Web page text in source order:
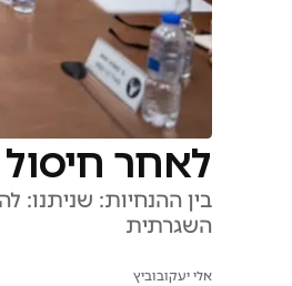
לאחר
בין ההנחיות: שניתנו:
השגרתית
אלי יעקובוביץ